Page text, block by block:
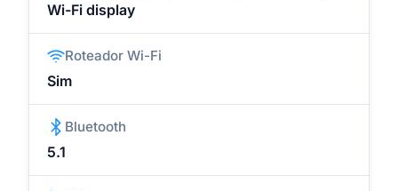
Wi-Fi display
Roteador Wi-Fi
Sim
Bluetooth
5.1